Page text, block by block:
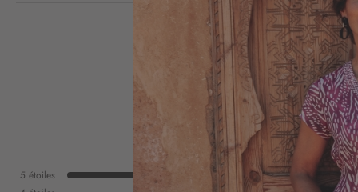
5 étoiles